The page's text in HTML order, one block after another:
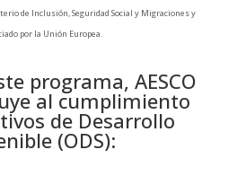
de Inclusión, Seguridad Social y Migraciones y
por la Unión Europea.
programa, AESCO
al cumplimiento
de Desarrollo
(ODS):